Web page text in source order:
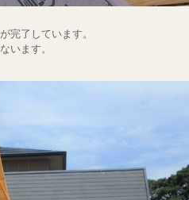
完了しています。
います。